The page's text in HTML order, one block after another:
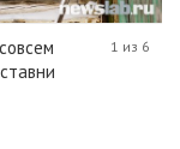
1 из 6